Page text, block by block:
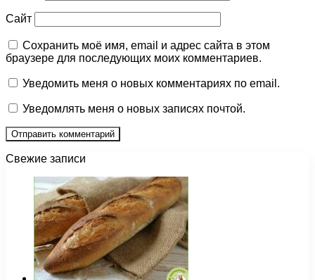
Сайт
Сохранить моё имя, email и адрес сайта в этом
браузере для последующих моих комментариев.
Уведомить меня о новых комментариях по email.
Уведомлять меня о новых записях почтой.
Свежие записи